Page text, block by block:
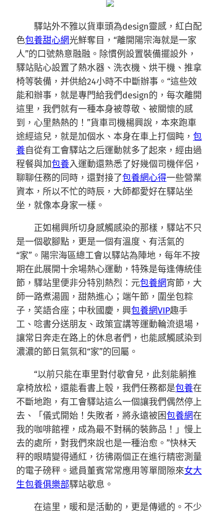
驛站外不雅以貨車頭為design靈感，紅白配
色包養甜心網光鮮奪目，“離開陽宗海就是一家
人”的口號熱意融融。除慣例設置裝備擺設外，
驛站貼心設置了熱水器、洗衣機、烘干機、推拿
椅等裝備，并供給24小時不中斷辦事。“這些效
能和辦事，就是專門給我們design的，每次離開
這里，我們就有一種本身被尊敬、被關懷的感
到，心里熱熱的！”貨車司機楊興說，本來跑車
途經這兒，就是加個水、本身在車上打個盹， 包
養自從有工會驛站之后運動就多了起來，經由過
程餐與加包養入運動還熟悉了好幾個司機伴侶，
聊聊任務的同時，還對接了包養網心得一些營業
資本，所以不忙的時辰，大師都愛好在驛站坐
坐，就像本身家一樣。
正如楊興所切身感觸感染的那樣，驛站不只
是一個歇腳點，更是一個有溫度、有活氣的
“家”。陽宗海區總工會以驛站為陣地，每年不按
期在此展開十余場熱心運動，特殊是每逢傳統佳
節，驛站里便非分特別熱烈：元包養網宵節，大
師一路煮湯圓，甜熱進心；端午節，圍坐包粽
子，笑語合座；中秋國慶，興包養網VIP趣手
工、唸書分送朋友、政策宣講等運動輪流退場，
讓常日奔走在路上的休息者們，也能感觸感染到
濃濃的節日氣氛和“家”的回屬。
“以前只能在車里對付歇會兒，此刻能躺推
拿椅放松，還能看書上彀，我們任務都是包養在
不斷地跑，有工會驛站這么一個讓我們偶然停上
去、「儀式開始！失敗者，將永遠被困包養網在
我的咖啡館裡，成為最不對稱的裝飾品！」慢上
去的處所，對我們來說也是一種治愈。”快林天
秤的眼睛變得通紅，彷彿兩個正在進行精密測量
的電子磅秤。遞員董賓常常應用等單間隙來女大
生包養俱樂部驛站歇息。
在這里，暖和是活動的，更是傳遞的。不少